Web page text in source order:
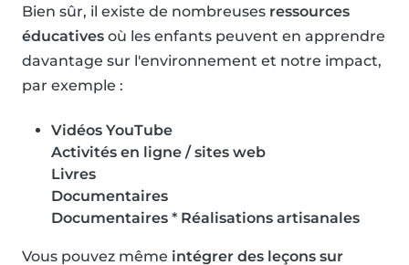
Bien sûr, il existe de nombreuses ressources
éducatives où les enfants peuvent en apprendre
davantage sur l'environnement et notre impact,
par exemple :
Vidéos YouTube
Activités en ligne / sites web
Livres
Documentaires
Documentaires * Réalisations artisanales
Vous pouvez même intégrer des leçons sur